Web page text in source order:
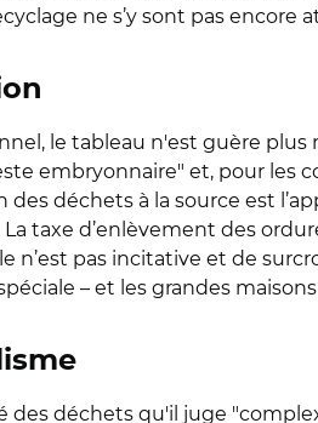
ne s’y sont pas
le tableau n'est guère plus
embryonnaire" et, pour les
des déchets à la source est
taxe d’enlèvement des
n’est pas incitative et de
– et les grandes
des déchets qu'il juge